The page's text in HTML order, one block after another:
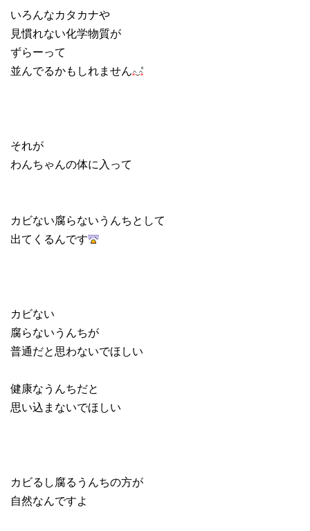
いろんなカタカナや
見慣れない化学物質が
ずらーって
並んでるかもしれません
それが
わんちゃんの体に入って
カビない腐らないうんちとして
出てくるんです
カビない
腐らないうんちが
普通だと思わないでほしい
健康なうんちだと
思い込まないでほしい
カビるし腐るうんちの方が
自然なんですよ